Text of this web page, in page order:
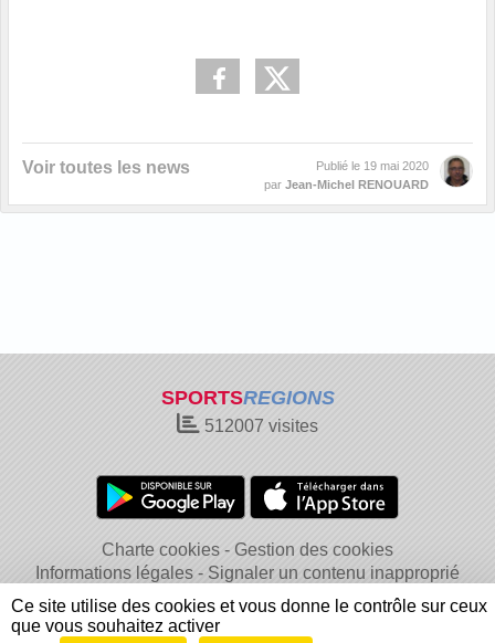
Voir toutes les news Publié le 19 mai 2020
par Jean-Michel RENOUARD
SPORTSREGIONS
512007 visites
Charte cookies
Gestion des cookies
Informations légales
Signaler un contenu inapproprié
Ce site utilise des cookies et vous donne le contrôle sur ceux
que vous souhaitez activer